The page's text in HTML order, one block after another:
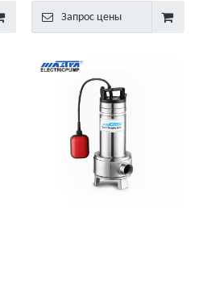
Запрос цены